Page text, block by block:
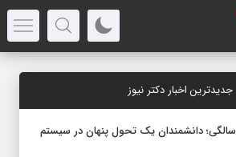
جدیدترین اخبار دکتر نیوز
تغییرات مغز بعد از ۵۰ سالگی؛ دانشمندان یک تحول پنهان در سیستم